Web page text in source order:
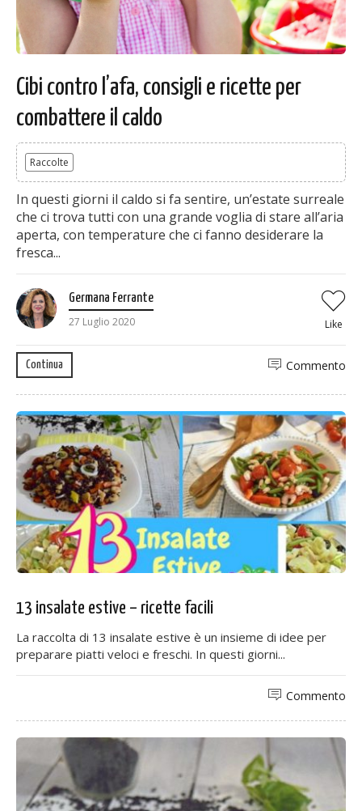
Cibi contro l’afa, consigli e ricette per
combattere il caldo
Raccolte
In questi giorni il caldo si fa sentire, un’estate surreale
che ci trova tutti con una grande voglia di stare all’aria
aperta, con temperature che ci fanno desiderare la
fresca...
Germana Ferrante
27 Luglio 2020
Like
Continua Commento
13 insalate estive – ricette facili
La raccolta di 13 insalate estive è un insieme di idee per
preparare piatti veloci e freschi. In questi giorni...
Commento